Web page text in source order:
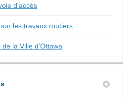
d'accès(Liens externes)
les travaux routiers(Liens externes)
la Ville d’Ottawa